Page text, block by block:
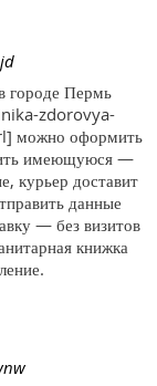
городе Пермь
zdorovya-
можно оформить
имеющуюся —
курьер доставит
данные
— без визитов
книжка